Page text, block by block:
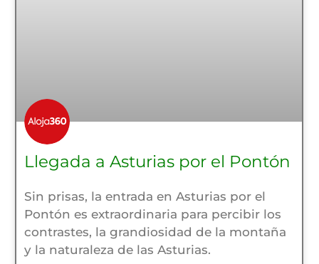
Llegada a Asturias por el Pontón
Sin prisas, la entrada en Asturias por el
Pontón es extraordinaria para percibir los
contrastes, la grandiosidad de la montaña
y la naturaleza de las Asturias.